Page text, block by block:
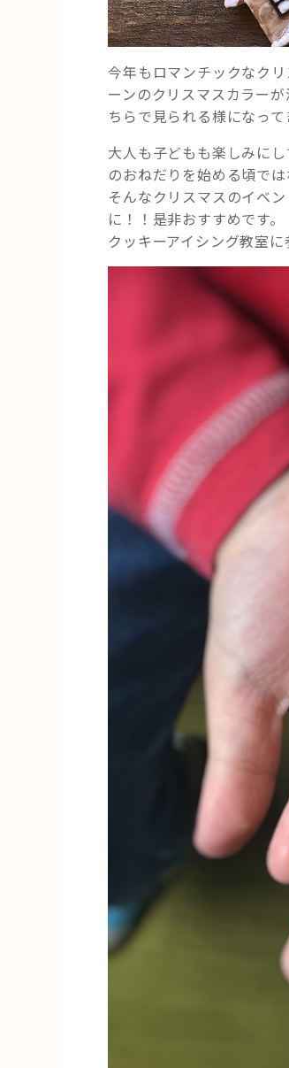
今年もロマンチックなク
ーンのクリスマスカラー
ちらで見られる様になって
大人も子どもも楽しみに
のおねだりを始める頃で
そんなクリスマスのイベ
に！！是非おすすめです。
クッキーアイシング教室